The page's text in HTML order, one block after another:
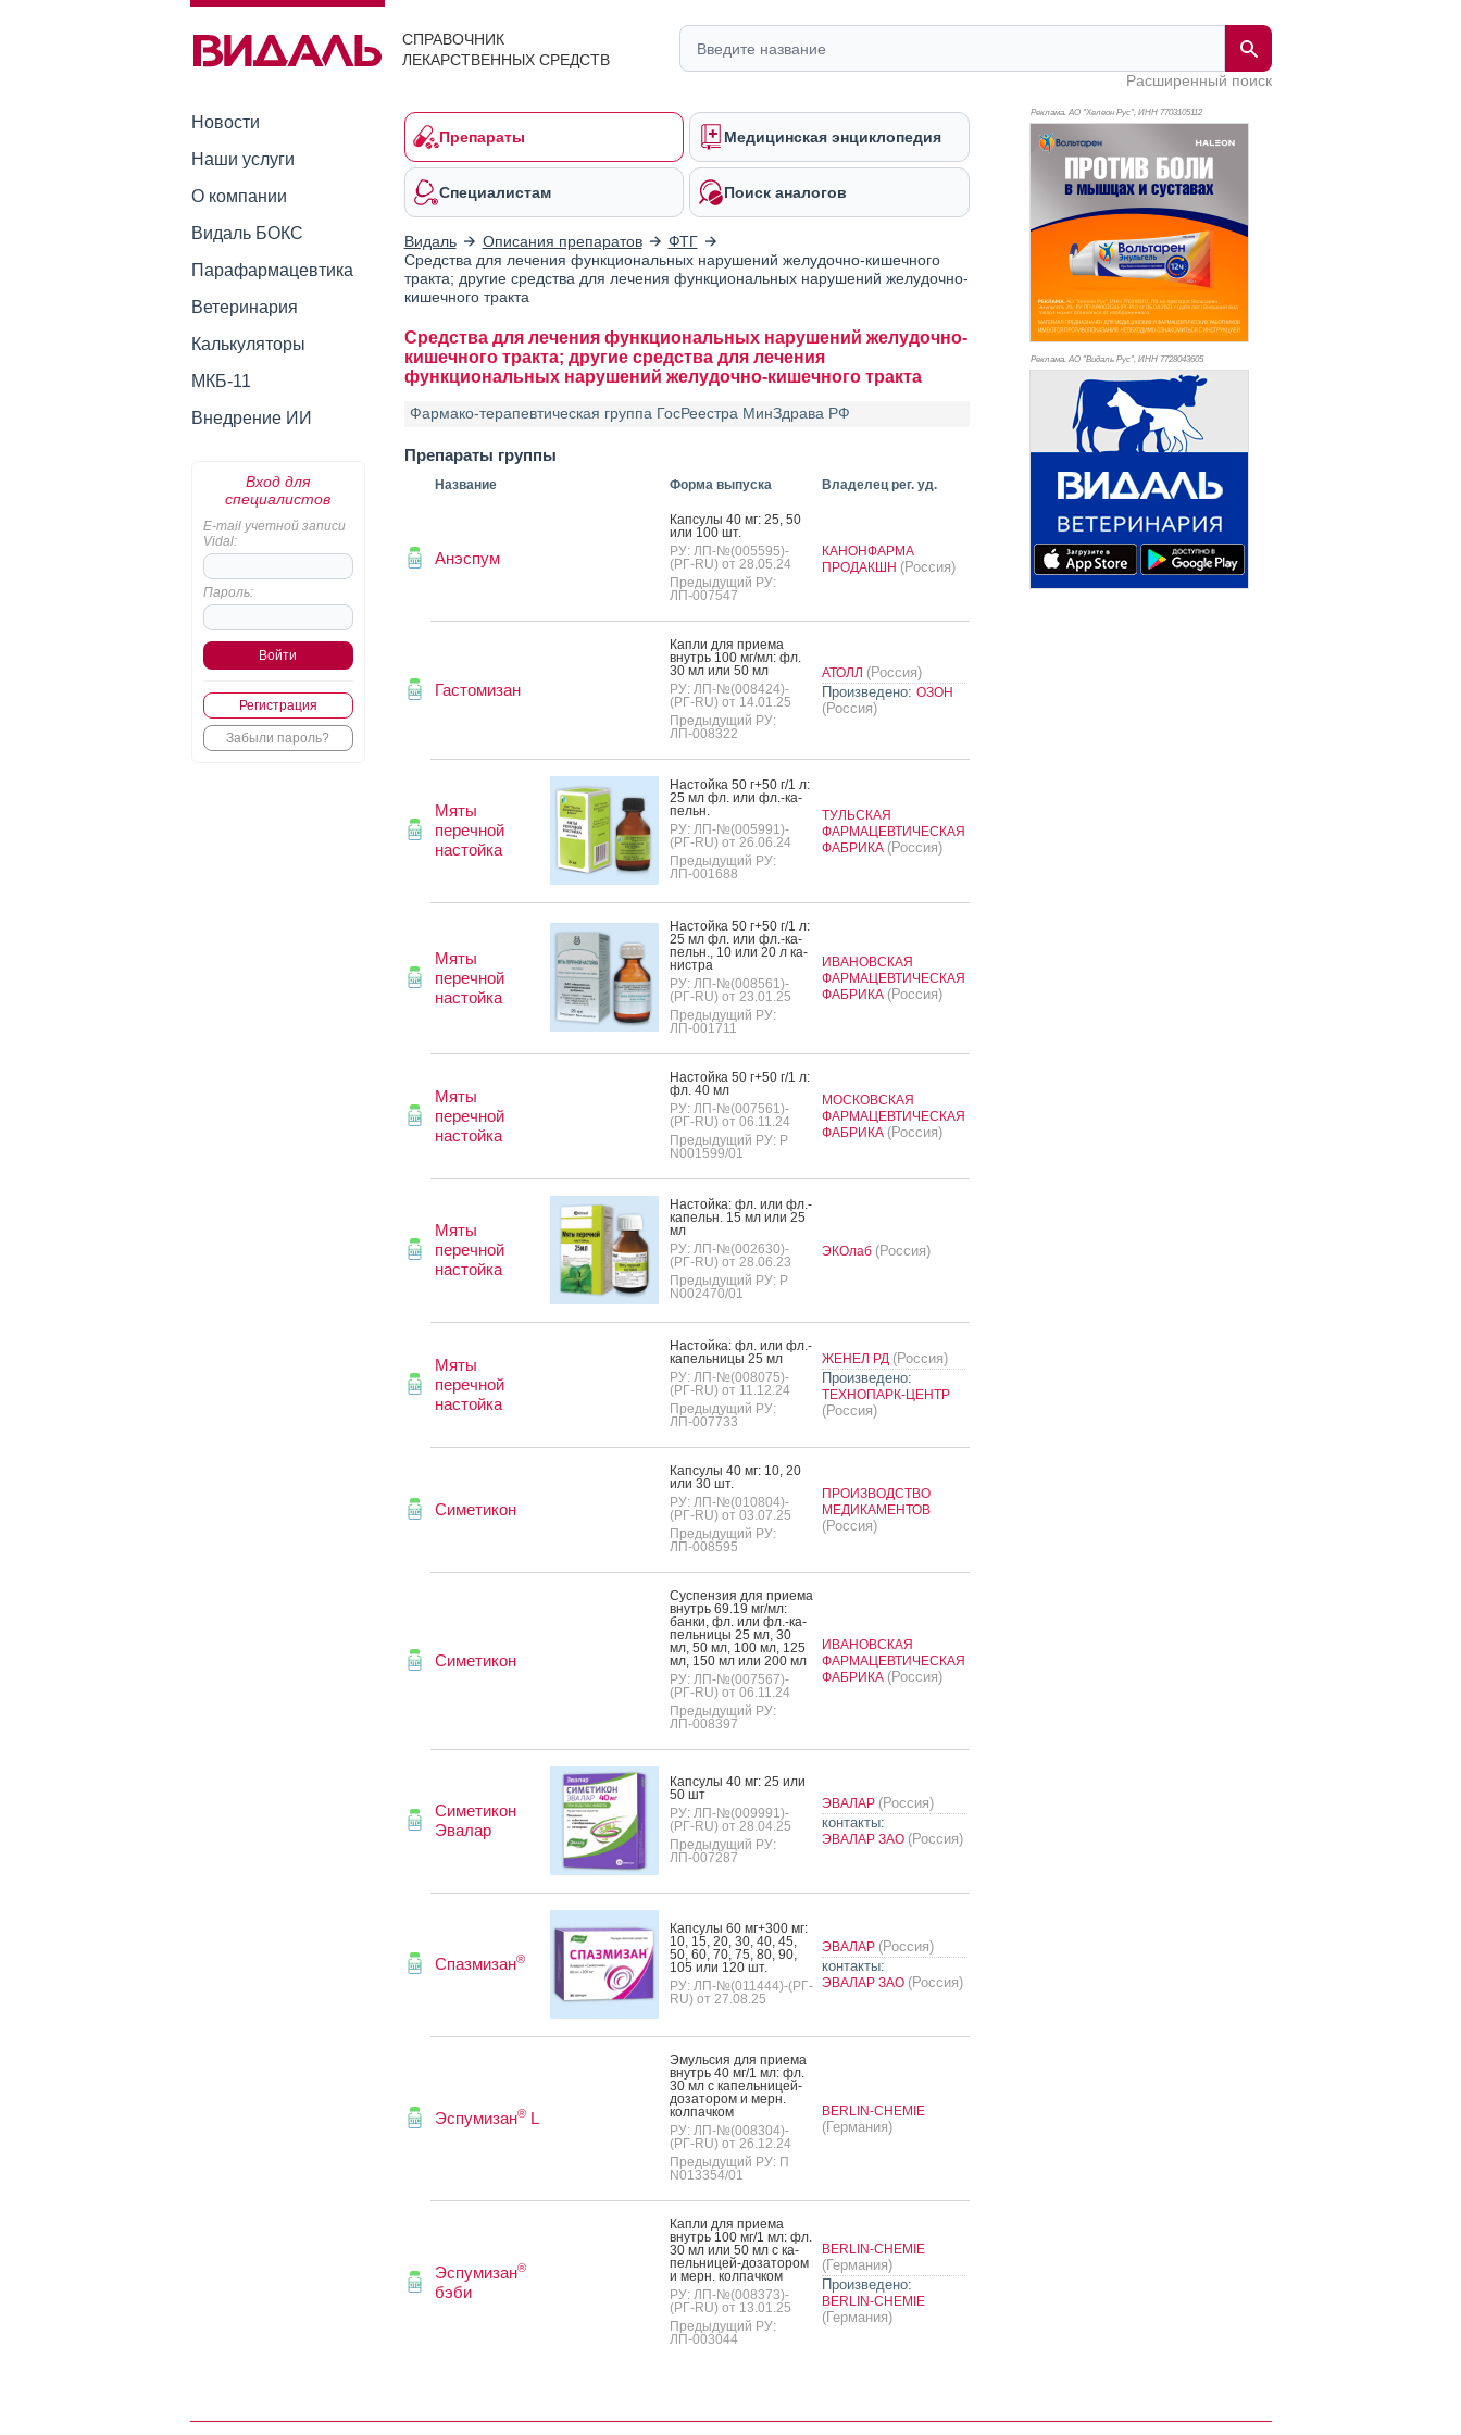
СПРАВОЧНИК
ЛЕКАРСТВЕННЫХ СРЕДСТВ
Расширенный поиск
Новости
Наши услуги
О компании
Видаль БОКС
Парафармацевтика
Ветеринария
Калькуляторы
МКБ-11
Внедрение ИИ
Вход для
специалистов
E-mail учетной записи
Vidal:
Пароль:
Регистрация
Забыли пароль?
Препараты Медицинская энциклопедия
Специалистам Поиск аналогов
Видаль Описания препаратов
ФТГ
Средства для лечения функциональных нарушений желудочно-кишечного
тракта; другие средства для лечения функциональных нарушений желудочно-
кишечного тракта
Средства для лечения функциональных нарушений желудочно-
кишечного тракта; другие средства для лечения
функциональных нарушений желудочно-кишечного тракта
Фармако-терапевтическая группа ГосРеестра МинЗдрава РФ
Препараты группы
Название Форма выпуска Владелец рег. уд.
Анэспум
Кап­су­лы 40 мг: 25, 50
или 100 шт.
РУ: ЛП-№(005595)-
(РГ-RU) от 28.05.24
Предыдущий РУ:
ЛП-007547
КАНОНФАРМА
ПРОДАКШН (Россия)
Гастомизан
Кап­ли для при­ема
внутрь 100 мг/мл: фл.
30 мл или 50 мл
РУ: ЛП-№(008424)-
(РГ-RU) от 14.01.25
Предыдущий РУ:
ЛП-008322
АТОЛЛ (Россия)
Произведено: ОЗОН
(Россия)
Мяты
перечной
настойка
Нас­той­ка 50 г+50 г/1 л:
25 мл фл. или фл.-ка­
пельн.
РУ: ЛП-№(005991)-
(РГ-RU) от 26.06.24
Предыдущий РУ:
ЛП-001688
ТУЛЬСКАЯ
ФАРМАЦЕВТИЧЕСКАЯ
ФАБРИКА (Россия)
Мяты
перечной
настойка
Нас­той­ка 50 г+50 г/1 л:
25 мл фл. или фл.-ка­
пельн., 10 или 20 л ка­
нис­тра
РУ: ЛП-№(008561)-
(РГ-RU) от 23.01.25
Предыдущий РУ:
ЛП-001711
ИВАНОВСКАЯ
ФАРМАЦЕВТИЧЕСКАЯ
ФАБРИКА (Россия)
Мяты
перечной
настойка
Нас­той­ка 50 г+50 г/1 л:
фл. 40 мл
РУ: ЛП-№(007561)-
(РГ-RU) от 06.11.24
Предыдущий РУ: Р
N001599/01
МОСКОВСКАЯ
ФАРМАЦЕВТИЧЕСКАЯ
ФАБРИКА (Россия)
Мяты
перечной
настойка
Нас­той­ка: фл. или фл.-
ка­пельн. 15 мл или 25
мл
РУ: ЛП-№(002630)-
(РГ-RU) от 28.06.23
Предыдущий РУ: Р
N002470/01
ЭКОлаб (Россия)
Мяты
перечной
настойка
Нас­той­ка: фл. или фл.-
ка­пель­ни­цы 25 мл
РУ: ЛП-№(008075)-
(РГ-RU) от 11.12.24
Предыдущий РУ:
ЛП-007733
ЖЕНЕЛ РД (Россия)
Произведено:
ТЕХНОПАРК-ЦЕНТР
(Россия)
Симетикон
Кап­су­лы 40 мг: 10, 20
или 30 шт.
РУ: ЛП-№(010804)-
(РГ-RU) от 03.07.25
Предыдущий РУ:
ЛП-008595
ПРОИЗВОДСТВО
МЕДИКАМЕНТОВ
(Россия)
Симетикон
Сус­пензия для при­ема
внутрь 69.19 мг/мл:
бан­ки, фл. или фл.-ка­
пель­ни­цы 25 мл, 30
мл, 50 мл, 100 мл, 125
мл, 150 мл или 200 мл
РУ: ЛП-№(007567)-
(РГ-RU) от 06.11.24
Предыдущий РУ:
ЛП-008397
ИВАНОВСКАЯ
ФАРМАЦЕВТИЧЕСКАЯ
ФАБРИКА (Россия)
Симетикон
Эвалар
Кап­су­лы 40 мг: 25 или
50 шт
РУ: ЛП-№(009991)-
(РГ-RU) от 28.04.25
Предыдущий РУ:
ЛП-007287
ЭВАЛАР (Россия)
контакты:
ЭВАЛАР ЗАО (Россия)
Спазмизан®
Кап­су­лы 60 мг+300 мг:
10, 15, 20, 30, 40, 45,
50, 60, 70, 75, 80, 90,
105 или 120 шт.
РУ: ЛП-№(011444)-(РГ-
RU) от 27.08.25
ЭВАЛАР (Россия)
контакты:
ЭВАЛАР ЗАО (Россия)
Эспумизан®L
Эмуль­сия для при­ема
внутрь 40 мг/1 мл: фл.
30 мл с ка­пель­ни­цей-
до­зато­ром и мерн.
кол­пачком
РУ: ЛП-№(008304)-
(РГ-RU) от 26.12.24
Предыдущий РУ: П
N013354/01
BERLIN-CHEMIE
(Германия)
Эспумизан®
бэби
Кап­ли для при­ема
внутрь 100 мг/1 мл: фл.
30 мл или 50 мл с ка­
пель­ни­цей-до­зато­ром
и мерн. кол­пачком
РУ: ЛП-№(008373)-
(РГ-RU) от 13.01.25
Предыдущий РУ:
ЛП-003044
BERLIN-CHEMIE
(Германия)
Произведено:
BERLIN-CHEMIE
(Германия)
Реклама. АО "Хелеон Рус", ИНН 7703105112
Реклама. АО "Видаль Рус", ИНН 7728043605